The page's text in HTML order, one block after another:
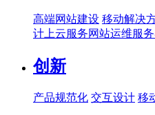
高端网站建设 移动解决
计 上云服务网站运维服
创新
产品规范化 交互设计 移